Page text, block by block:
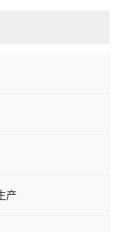
产